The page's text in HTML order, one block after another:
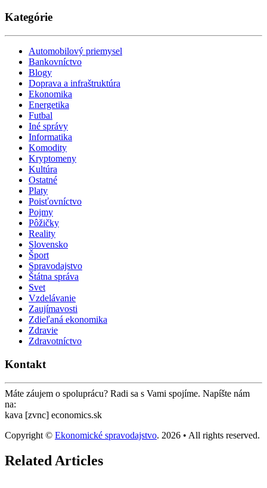
Kategórie
Automobilový priemysel
Bankovníctvo
Blogy
Doprava a infraštruktúra
Ekonomika
Energetika
Futbal
Iné správy
Informatika
Komodity
Kryptomeny
Kultúra
Ostatné
Platy
Poisťovníctvo
Pojmy
Pôžičky
Reality
Slovensko
Šport
Spravodajstvo
Štátna správa
Svet
Vzdelávanie
Zaujímavosti
Zdieľaná ekonomika
Zdravie
Zdravotníctvo
Kontakt
Máte záujem o spoluprácu? Radi sa s Vami spojíme. Napíšte nám
na:
kava [zvnc] economics.sk
Copyright © Ekonomické spravodajstvo. 2026 • All rights reserved.
Related Articles